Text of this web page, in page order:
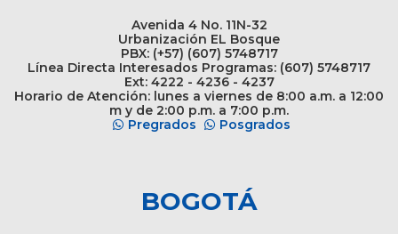
Avenida 4 No. 11N-32
Urbanización EL Bosque
PBX: (+57) (607) 5748717
Línea Directa Interesados Programas: (607) 5748717
Ext: 4222 - 4236 - 4237
Horario de Atención: lunes a viernes de 8:00 a.m. a 12:00
m y de 2:00 p.m. a 7:00 p.m.
Pregrados
Posgrados
BOGOTÁ